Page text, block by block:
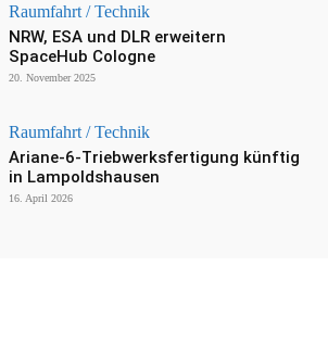
Raumfahrt / Technik
NRW, ESA und DLR erweitern
SpaceHub Cologne
20. November 2025
Raumfahrt / Technik
Ariane-6-Triebwerksfertigung künftig
in Lampoldshausen
16. April 2026